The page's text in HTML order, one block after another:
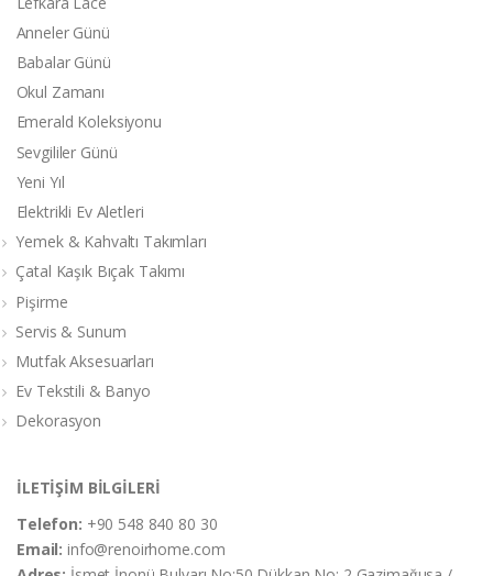
Anneler Günü
Babalar Günü
Okul Zamanı
Emerald Koleksiyonu
Sevgililer Günü
Yeni Yıl
Elektrikli Ev Aletleri
Yemek & Kahvaltı Takımları
Çatal Kaşık Bıçak Takımı
Pişirme
Servis & Sunum
Mutfak Aksesuarları
Ev Tekstili & Banyo
Dekorasyon
İLETİŞİM BİLGİLERİ
Telefon: +90 548 840 80 30
Email:info@renoirhome.com